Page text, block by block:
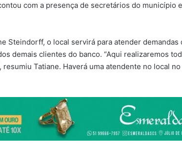
com a presença de secretários do município
Steindorff, o local servirá para atender demandas
demais clientes do banco. “Aqui realizaremos
resumiu Tatiane. Haverá uma atendente no local